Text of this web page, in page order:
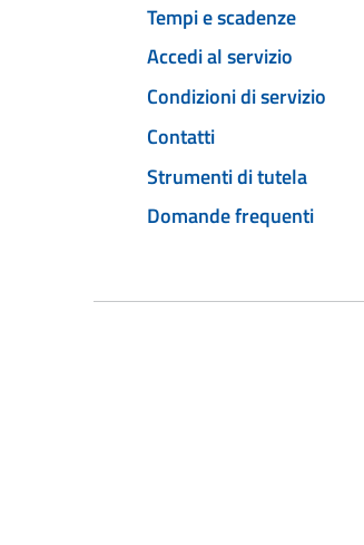
Tempi e scadenze
Accedi al servizio
Condizioni di servizio
Contatti
Strumenti di tutela
Domande frequenti